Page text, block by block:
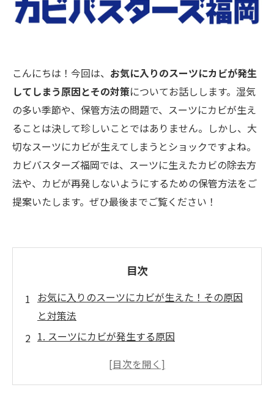
こんにちは！今回は、 お気に入りのスーツにカビが発生
してしまう原因とその対策についてお話しします。湿気
の多い季節や、保管方法の問題で、スーツにカビが生え
ることは決して珍しいことではありません。しかし、大
切なスーツにカビが生えてしまうとショックですよね。
カビバスターズ福岡では、スーツに生えたカビの除去方
法や、カビが再発しないようにするための保管方法をご
提案いたします。ぜひ最後までご覧ください！
目次
お気に入りのスーツにカビが生えた！その原因
と対策法
1. スーツにカビが発生する原因
2. スーツにカビが生えた場合の対処法